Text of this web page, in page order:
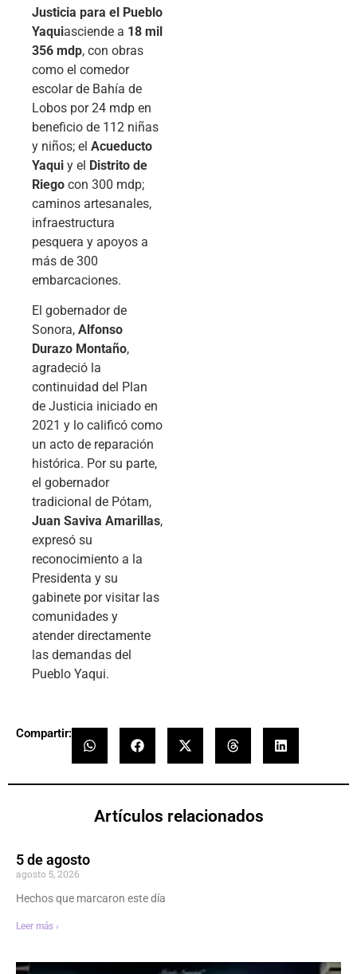
Justicia para el Pueblo
Yaquiasciende a 18 mil
356 mdp, con obras
como el comedor
escolar de Bahía de
Lobos por 24 mdp en
beneficio de 112 niñas
y niños; el Acueducto
Yaqui y el Distrito de
Riego con 300 mdp;
caminos artesanales,
infraestructura
pesquera y apoyos a
más de 300
embarcaciones.
El gobernador de
Sonora, Alfonso
Durazo Montaño,
agradeció la
continuidad del Plan
de Justicia iniciado en
2021 y lo calificó como
un acto de reparación
histórica. Por su parte,
el gobernador
tradicional de Pótam,
Juan Saviva Amarillas,
expresó su
reconocimiento a la
Presidenta y su
gabinete por visitar las
comunidades y
atender directamente
las demandas del
Pueblo Yaqui.
Compartir:
Artículos relacionados
5 de agosto
agosto 5, 2026
Hechos que marcaron este día
Leer más ›